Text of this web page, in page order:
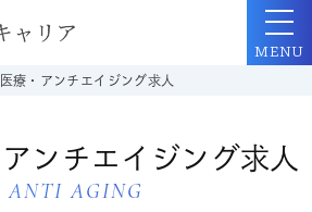
療・アンチエイジング求人
MENU
ンチエイジング求人
ANTI AGING